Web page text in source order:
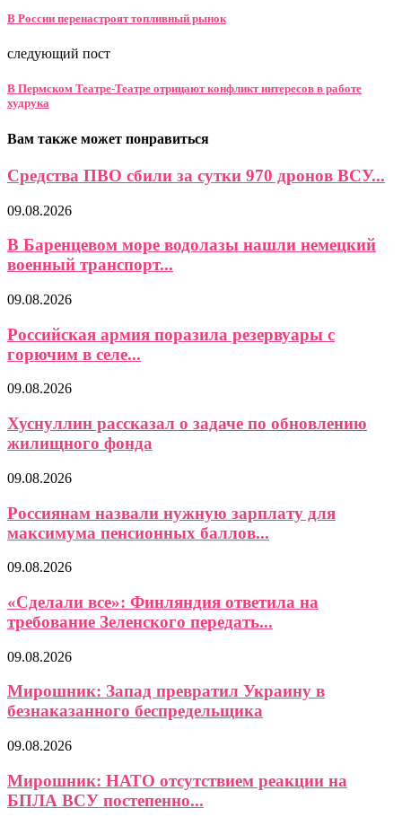
В России перенастроят топливный рынок
следующий пост
В Пермском Театре-Театре отрицают конфликт интересов в работе
худрука
Вам также может понравиться
Средства ПВО сбили за сутки 970 дронов ВСУ...
09.08.2026
В Баренцевом море водолазы нашли немецкий
военный транспорт...
09.08.2026
Российская армия поразила резервуары с
горючим в селе...
09.08.2026
Хуснуллин рассказал о задаче по обновлению
жилищного фонда
09.08.2026
Россиянам назвали нужную зарплату для
максимума пенсионных баллов...
09.08.2026
«Сделали все»: Финляндия ответила на
требование Зеленского передать...
09.08.2026
Мирошник: Запад превратил Украину в
безнаказанного беспредельщика
09.08.2026
Мирошник: НАТО отсутствием реакции на
БПЛА ВСУ постепенно...